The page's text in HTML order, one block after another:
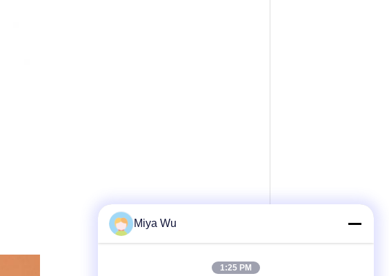
Miya Wu
1:25 PM